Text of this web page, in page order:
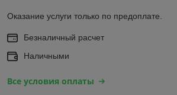
Оказание услуги только по предоплате.
Безналичный расчет
Наличными
Все условия оплаты